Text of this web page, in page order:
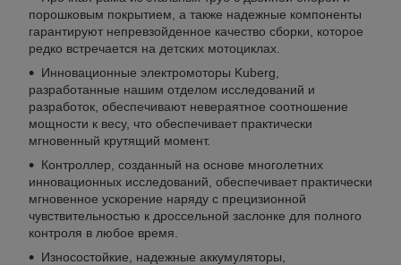
порошковым покрытием, а также надежные компоненты
гарантируют непревзойденное качество сборки, которое
редко встречается на детских мотоциклах.
Инновационные электромоторы Kuberg,
разработанные нашим отделом исследований и
разработок, обеспечивают невераятное соотношение
мощности к весу, что обеспечивает практически
мгновенный крутящий момент.
Контроллер, созданный на основе многолетних
инновационных исследований, обеспечивает практически
мгновенное ускорение наряду с прецизионной
чувствительностью к дроссельной заслонке для полного
контроля в любое время.
Износостойкие, надежные аккумуляторы,